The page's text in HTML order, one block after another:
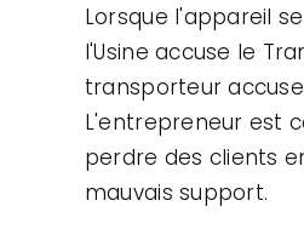
Lorsque l'appareil
l'Usine accuse le
transporteur accuse
L'entrepreneur est
perdre des clients
mauvais support.